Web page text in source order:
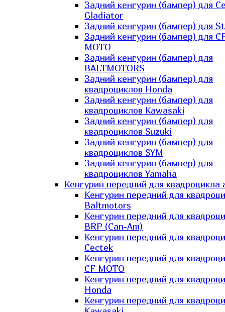
Задний кенгурин (бампер) для
Gladiator
Задний кенгурин (бампер) для
Задний кенгурин (бампер) для
MOTO
Задний кенгурин (бампер) для
BALTMOTORS
Задний кенгурин (бампер) для
квадроциклов Honda
Задний кенгурин (бампер) для
квадроциклов Kawasaki
Задний кенгурин (бампер) для
квадроциклов Suzuki
Задний кенгурин (бампер) для
квадроциклов SYM
Задний кенгурин (бампер) для
квадроциклов Yamaha
Кенгурин передний для квадроцикла
Кенгурин передний для
Baltmotors
Кенгурин передний для
BRP (Can-Am)
Кенгурин передний для
Cectek
Кенгурин передний для
CF MOTO
Кенгурин передний для
Honda
Кенгурин передний для